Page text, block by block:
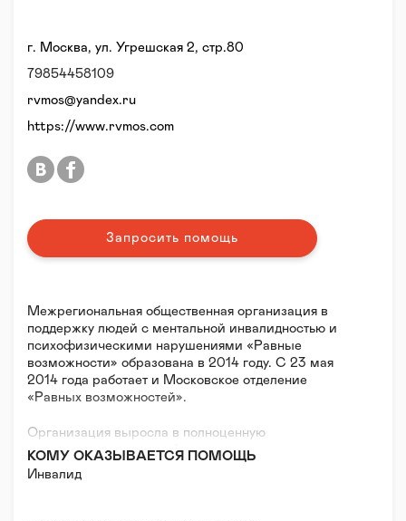
Межрегиональная общественная организация в
поддержку людей с ментальной инвалидностью и
психофизическими нарушениями «Равные
возможности» образована в 2014 году. С 23 мая
2014 года работает и Московское отделение
«Равных возможностей».
Организация выросла в полноценную
межрегиональную из «Ассоциации в поддержку
детей и взрослых с отклонениями и нарушениями в
психическом и физическом развитии», которая
КОМУ ОКАЗЫВАЕТСЯ ПОМОЩЬ
Инвалид
г. Москва, ул. Угрешская 2, стр.80
79854458109
rvmos@yandex.ru
https://www.rvmos.com
Запросить помощь